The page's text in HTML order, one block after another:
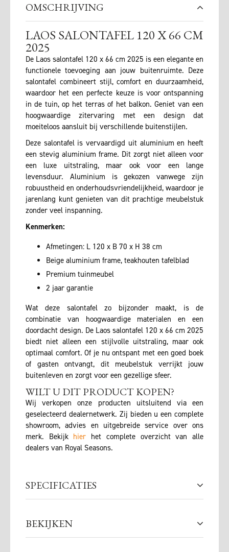
OMSCHRIJVING
LAOS SALONTAFEL 120 X 66 CM
2025
De Laos salontafel 120 x 66 cm 2025 is een elegante en
functionele toevoeging aan jouw buitenruimte. Deze
salontafel combineert stijl, comfort en duurzaamheid,
waardoor het een perfecte keuze is voor ontspanning
in de tuin, op het terras of het balkon. Geniet van een
hoogwaardige zitervaring met een design dat
moeiteloos aansluit bij verschillende buitenstijlen.
Deze salontafel is vervaardigd uit aluminium en heeft
een stevig aluminium frame. Dit zorgt niet alleen voor
een luxe uitstraling, maar ook voor een lange
levensduur. Aluminium is gekozen vanwege zijn
robuustheid en onderhoudsvriendelijkheid, waardoor je
jarenlang kunt genieten van dit prachtige meubelstuk
zonder veel inspanning.
Kenmerken:
Afmetingen: L 120 x B 70 x H 38 cm
Beige aluminium frame, teakhouten tafelblad
Premium tuinmeubel
2 jaar garantie
Wat deze salontafel zo bijzonder maakt, is de
combinatie van hoogwaardige materialen en een
doordacht design. De Laos salontafel 120 x 66 cm 2025
biedt niet alleen een stijlvolle uitstraling, maar ook
optimaal comfort. Of je nu ontspant met een goed boek
of gasten ontvangt, dit meubelstuk verrijkt jouw
buitenleven en zorgt voor een gezellige sfeer.
WILT U DIT PRODUCT KOPEN?
Wij verkopen onze producten uitsluitend via een
geselecteerd dealernetwerk. Zij bieden u een complete
showroom, advies en uitgebreide service over ons
merk. Bekijk hier het complete overzicht van alle
dealers van Royal Seasons.
SPECIFICATIES
BEKIJKEN